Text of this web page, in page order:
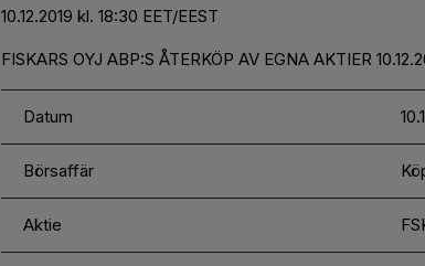
10.12.2019 kl. 18:30 EET/EEST
FISKARS OYJ ABP:S ÅTERKÖP AV EGNA AKTIER
Datum
Börsaffär
Aktie